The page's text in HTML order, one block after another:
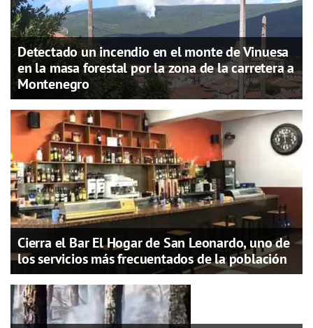
Detectado un incendio en el monte de Vinuesa
en la masa forestal por la zona de la carretera a
Montenegro
Cierra el Bar El Hogar de San Leonardo, uno de
los servicios más frecuentados de la población